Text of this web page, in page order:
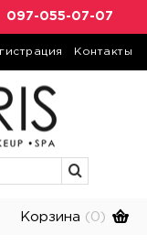
097-055-07-07
Контакты
Корзина (0)